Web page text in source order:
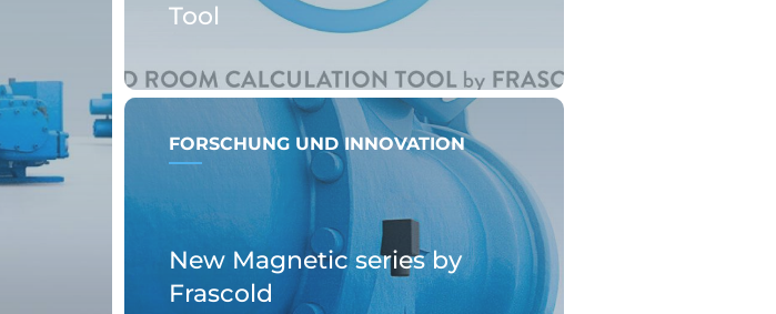
Tool
FORSCHUNG UND INNOVATION
New Magnetic series by
Frascold